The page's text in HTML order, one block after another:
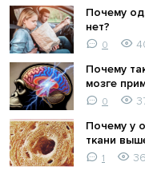
Почему
нет?
0
Почему
мозге
0
Почему у
ткани
1